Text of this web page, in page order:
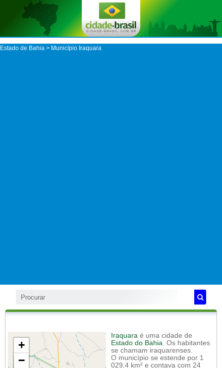
Estado de Bahia > Município Iraquara
+
−
Iraquara é uma cidade de
Estado do Bahia. Os habitantes
se chamam iraquarenses.
O município se estende por 1
029,4 km² e contava com 24